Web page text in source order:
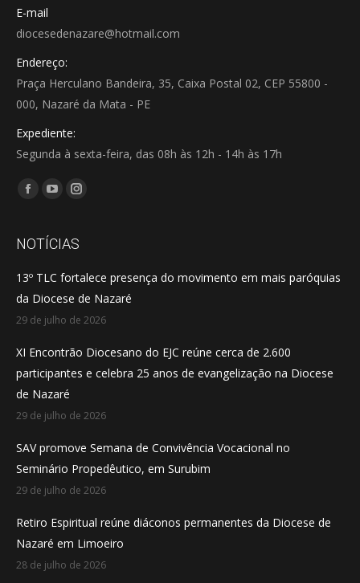
E-mail
diocesedenazare@hotmail.com
Endereço:
Praça Herculano Bandeira, 35, Caixa Postal 02, CEP 55800 -
000, Nazaré da Mata - PE
Expediente:
Segunda à sexta-feira, das 08h às 12h - 14h às 17h
Encontre-nos em:
Facebook
opens
new
window
YouTube
opens
new
window
Instagram
opens
new
window
NOTÍCIAS
13º TLC fortalece presença do movimento em mais paróquias
da Diocese de Nazaré
29 de julho de 2026
XI Encontrão Diocesano do EJC reúne cerca de 2.600
participantes e celebra 25 anos de evangelização na Diocese
de Nazaré
29 de julho de 2026
SAV promove Semana de Convivência Vocacional no
Seminário Propedêutico, em Surubim
29 de julho de 2026
Retiro Espiritual reúne diáconos permanentes da Diocese de
Nazaré em Limoeiro
28 de julho de 2026